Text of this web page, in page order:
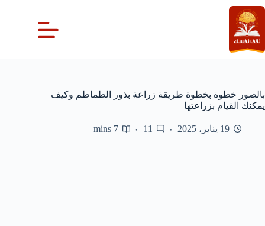
التجاوز
إلى
المحتوى
بالصور خطوة بخطوة طريقة زراعة بذور الطماطم وكيف
يمكنك القيام بزراعتها
19 يناير، 2025 11
7 mins